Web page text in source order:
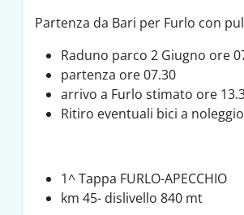
Partenza da Bari per Furlo con
Raduno parco 2 Giugno ore
partenza ore 07.30
arrivo a Furlo stimato ore
Ritiro eventuali bici a noleggio
1^ Tappa FURLO-APECCHIO
km 45- dislivello 840 mt